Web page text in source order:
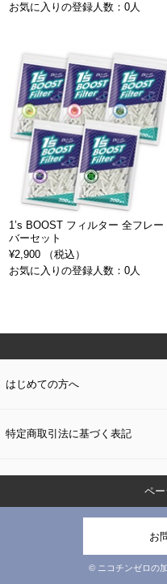
お気に入りの登録人数：0人
1’s BOOST フィルター 全フレー
バーセット
¥2,900 （税込）
お気に入りの登録人数：0人
はじめての方へ
特定商取引法に基づく表記
ペ
お
© ニコチンゼロの